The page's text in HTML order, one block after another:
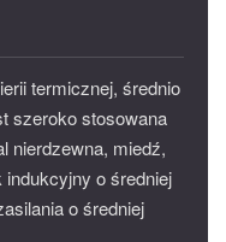
termicznej, średnio
szeroko stosowana
nierdzewna, miedź,
indukcyjny o średniej
o średniej